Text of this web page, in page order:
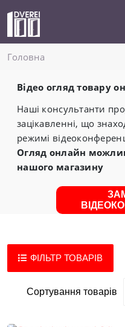
Головнa
Відео огляд товару
Наші консультанти
зацікавленні, що
режимі
Огляд онлайн
нашого магазину
ФІЛЬТР ТОВАРІВ
Сортування товарів